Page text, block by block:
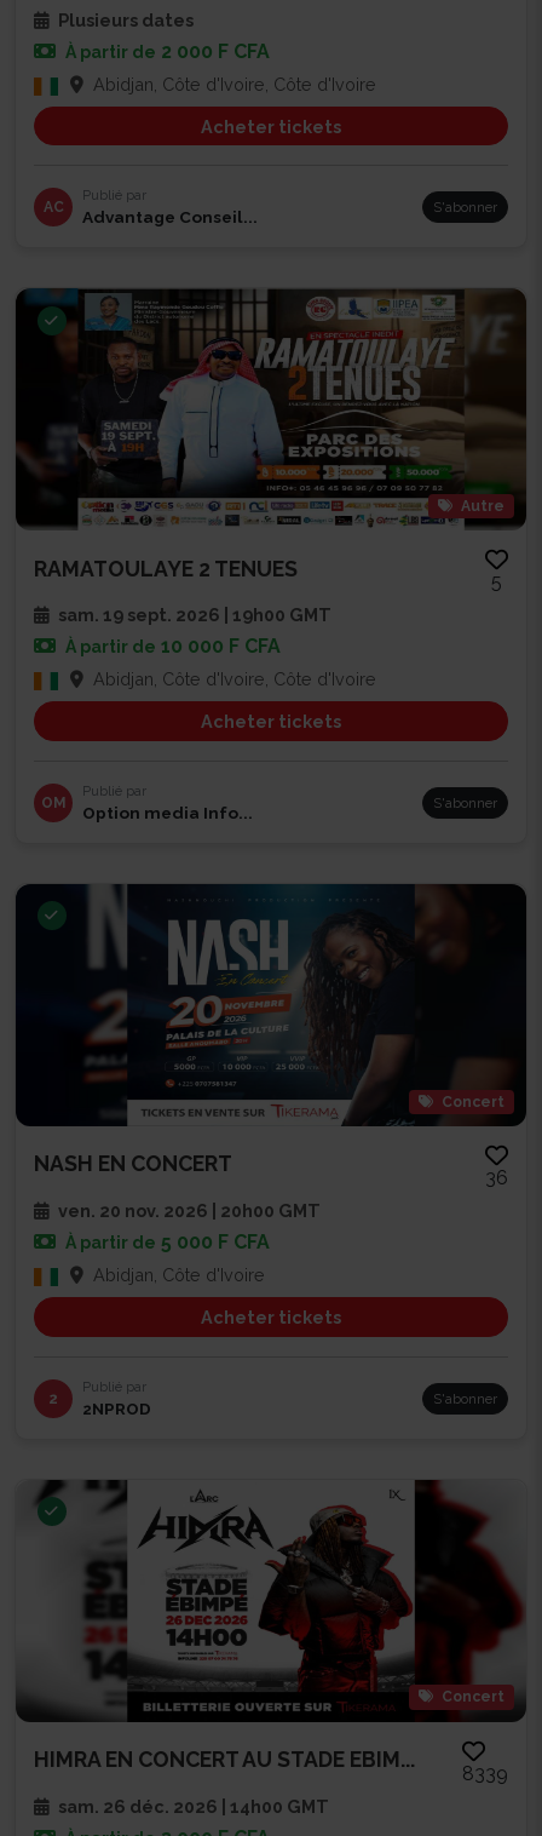
Plusieurs dates
À partir de 2 000 F CFA
Abidjan, Côte d'Ivoire, Côte d'Ivoire
Acheter tickets
AC
Publié par
Advantage Conseil... S'abonner
Autre
RAMATOULAYE 2 TENUES
5
sam. 19 sept. 2026 | 19h00 GMT
À partir de 10 000 F CFA
Abidjan, Côte d'Ivoire, Côte d'Ivoire
Acheter tickets
OM
Publié par
Option media Info... S'abonner
Concert
NASH EN CONCERT
36
ven. 20 nov. 2026 | 20h00 GMT
À partir de 5 000 F CFA
Abidjan, Côte d'Ivoire
Acheter tickets
2
Publié par
2NPROD S'abonner
Concert
HIMRA EN CONCERT AU STADE EBIM...
8339
sam. 26 déc. 2026 | 14h00 GMT